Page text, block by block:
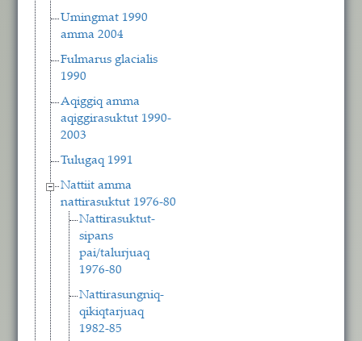
Umingmat 1990
amma 2004
Fulmarus glacialis
1990
Aqiggiq amma
aqiggirasuktut 1990-
2003
Tulugaq 1991
Nattiit amma
nattirasuktut 1976-80
Nattirasuktut-
sipans
pai/talurjuaq
1976-80
Nattirasungniq-
qikiqtarjuaq
1982-85